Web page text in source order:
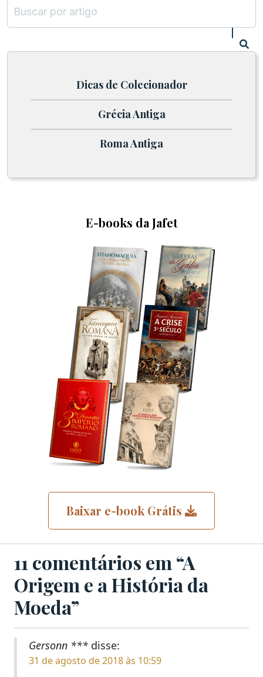
Dicas de Colecionador
Grécia Antiga
Roma Antiga
E-books da Jafet
Baixar e-book Grátis
11 comentários em “A
Origem e a História da
Moeda”
Gersonn *** disse:
31 de agosto de 2018 às 10:59